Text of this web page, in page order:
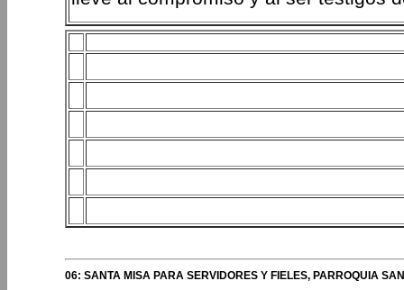
06: SANTA MISA PARA SERVIDORES Y FIELES, PARROQUIA